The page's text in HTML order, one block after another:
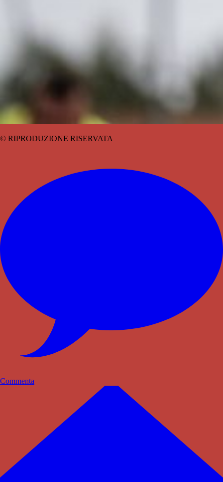
© RIPRODUZIONE RISERVATA
Commenta